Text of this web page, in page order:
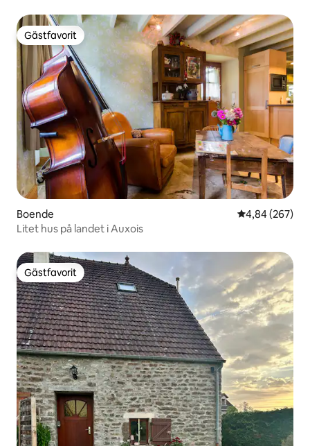
Gästfavorit
Gästfavorit
Boende 4,84 av 5 i
4,84 (267)
Litet hus på landet i Auxois
Gästfavorit
Gästfavorit